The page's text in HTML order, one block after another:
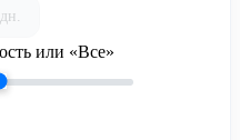
или «Все»